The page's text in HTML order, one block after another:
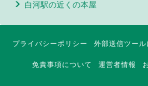
白河駅の近くの本屋
プライバシーポリシー 外部送信ツー
免責事項について 運営者情報